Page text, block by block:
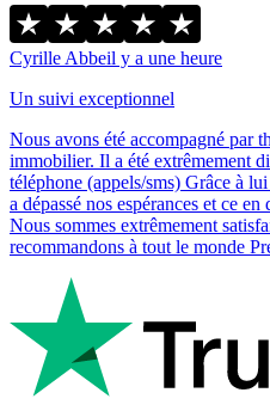
Cyrille Abbeil y a une heure
Un suivi exceptionnel
Nous avons été accompagné par
immobilier. Il a été extrêmement
téléphone (appels/sms) Grâce à
a dépassé nos espérances et ce
Nous sommes extrêmement
recommandons à tout le monde